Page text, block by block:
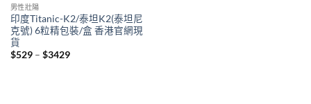
男性壯陽
印度Titanic-K2/泰坦K2(泰坦尼
克號) 6粒精包裝/盒 香港官網現
貨
$529 – $3429Price